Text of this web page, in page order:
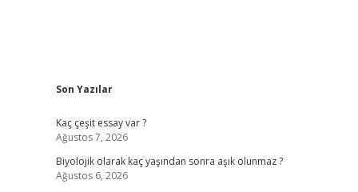
Sidebar
Son Yazılar
Kaç çeşit essay var ?
Ağustos 7, 2026
Biyolojik olarak kaç yaşından sonra aşık olunmaz ?
Ağustos 6, 2026